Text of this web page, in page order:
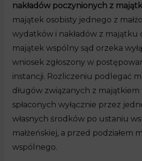
nakładów poczynionych z
majątek osobisty jednego z
wydatków i nakładów z majątku
majątek wspólny sąd orzeka
wniosek zgłoszony w
instancji. Rozliczeniu podlegać
długów związanych z
spłaconych wyłącznie przez
własnych środków po ustaniu
małżeńskiej, a przed podziałem
wspólnego.